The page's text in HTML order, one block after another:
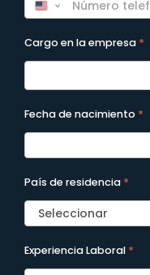
Cargo en la empresa *
Fecha de nacimiento *
País de residencia *
Seleccionar
Experiencia Laboral *